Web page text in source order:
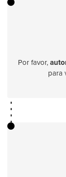
Por favor,
para